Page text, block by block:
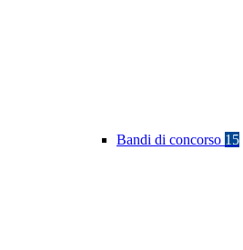
Bandi di concorso 15